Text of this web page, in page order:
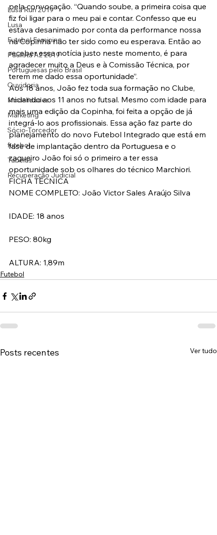
Lusa Run 2019
Lusa
Futebol Feminino
Paulista A2 2019
Portuguesas pelo Brasil
Ouvidoria
Modalidades
Marketing
Sócio-Torcedor
futebol
Tabelas
Recuperação Judicial
pela convocação. “Quando soube, a primeira coisa que
fiz foi ligar para o meu pai e contar. Confesso que eu
estava desanimado por conta da performance nossa
na Copinha não ter sido como eu esperava. Então ao
receber essa notícia justo neste momento, é para
agradecer muito a Deus e à Comissão Técnica, por
terem me dado essa oportunidade”.
Aos 18 anos, João fez toda sua formação no Clube,
iniciando aos 11 anos no futsal. Mesmo com idade para
mais uma edição da Copinha, foi feita a opção de já
integrá-lo aos profissionais. Essa ação faz parte do
planejamento do novo Futebol Integrado que está em
fase de implantação dentro da Portuguesa e o
zagueiro João foi só o primeiro a ter essa
oportunidade sob os olhares do técnico Marchiori.
FICHA TÉCNICA
NOME COMPLETO: João Victor Sales Araújo Silva
IDADE: 18 anos
PESO: 80kg
ALTURA: 1,89m
Futebol
Posts recentes Ver tudo